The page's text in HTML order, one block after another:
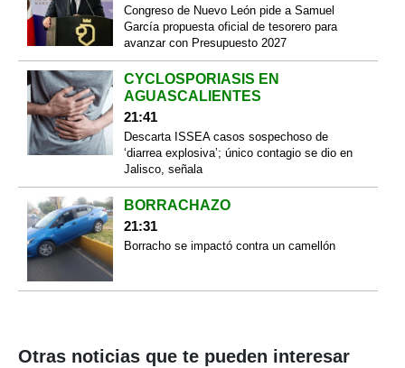
Congreso de Nuevo León pide a Samuel
García propuesta oficial de tesorero para
avanzar con Presupuesto 2027
CYCLOSPORIASIS EN
AGUASCALIENTES
21:41
Descarta ISSEA casos sospechoso de
‘diarrea explosiva’; único contagio se dio en
Jalisco, señala
BORRACHAZO
21:31
Borracho se impactó contra un camellón
Otras noticias que te pueden interesar